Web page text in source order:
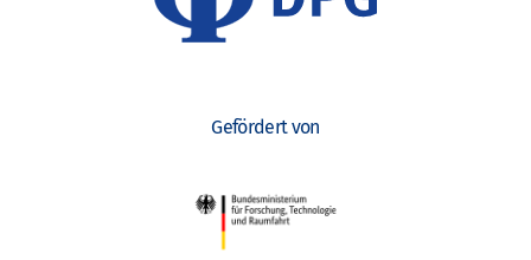
Gefördert von